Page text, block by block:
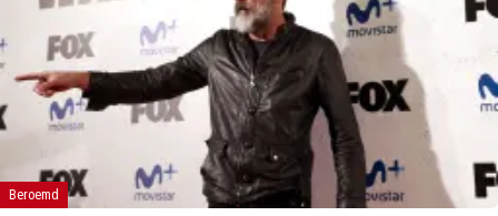
Beroemd